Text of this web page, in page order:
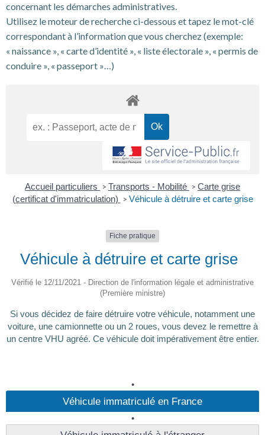
concernant les démarches administratives.
Utilisez le moteur de recherche ci-dessous et tapez le mot-clé
correspondant à l’information que vous cherchez (exemple:
« naissance », « carte d’identité », « liste électorale », « permis de
conduire », « passeport »…)
Accueil particuliers > Transports - Mobilité > Carte grise
(certificat d'immatriculation)
> Véhicule à détruire et carte grise
Fiche pratique
Véhicule à détruire et carte grise
Vérifié le 12/11/2021 - Direction de l'information légale et administrative
(Première ministre)
Si vous décidez de faire détruire votre véhicule, notamment une
voiture, une camionnette ou un 2 roues, vous devez le remettre à
un centre VHU agréé. Ce véhicule doit impérativement être entier.
Véhicule immatriculé en France